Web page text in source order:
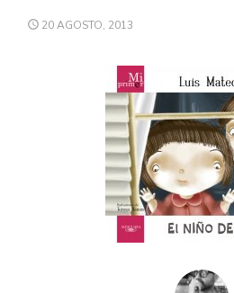
PUBLICADO
20 AGOSTO, 2013